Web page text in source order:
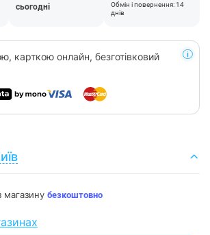
сьогодні
Обмін і повернення: 14
днів
карткою онлайн, безготівковий
магазину безкоштовно